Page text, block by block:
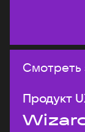
Смотреть
Продукт